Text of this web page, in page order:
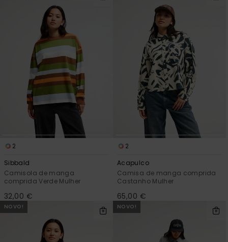
2
Sibbald
Camisola de manga
comprida Verde Mulher
32,00 €
2
Acapulco
Camisa de manga comprida
Castanho Mulher
65,00 €
NOVO! NOVO!